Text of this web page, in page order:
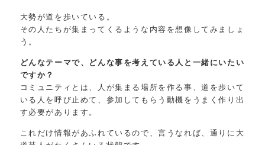
大勢が道を歩いている。
その人たちが集まってくるような内容を想像してみましょ
う。
どんなテーマで、どんな事を考えている人と一緒にいたい
ですか？
コミュニティとは、人が集まる場所を作る事、道を歩いて
いる人を呼び止めて、参加してもらう動機をうまく作り出
す必要があります。
これだけ情報があふれているので、言うなれば、通りに大